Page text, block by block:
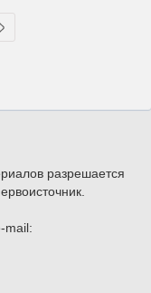
разрешается
mail: